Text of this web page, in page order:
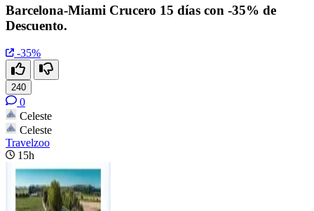
Barcelona-Miami Crucero 15 días con -35% de
Descuento.
-35%
240
0
Celeste
Celeste
Travelzoo
15h